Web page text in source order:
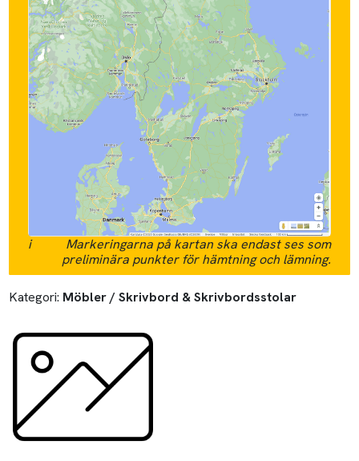
i
Markeringarna på kartan ska endast ses som
preliminära punkter för hämtning och lämning.
Kategori: Möbler / Skrivbord & Skrivbordsstolar